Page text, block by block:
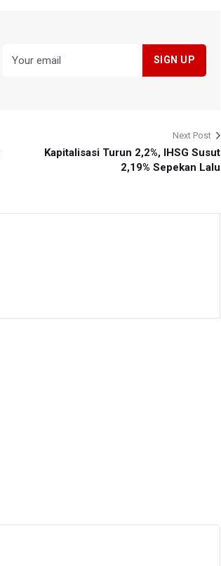
Next Post
Kapitalisasi Turun 2,2%, IHSG Susut
2,19% Sepekan Lalu